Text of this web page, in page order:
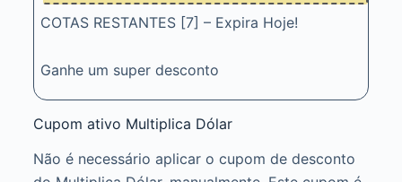
COTAS RESTANTES [7] – Expira Hoje!
Ganhe um super desconto
Cupom ativo Multiplica Dólar
Não é necessário aplicar o cupom de desconto